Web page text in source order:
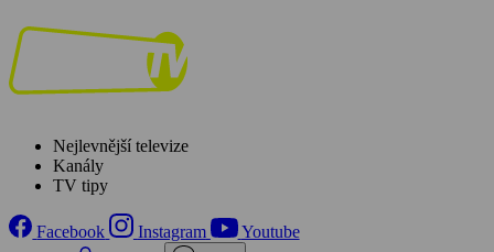
Nejlevnější televize
Kanály
TV tipy
Facebook Instagram
Youtube